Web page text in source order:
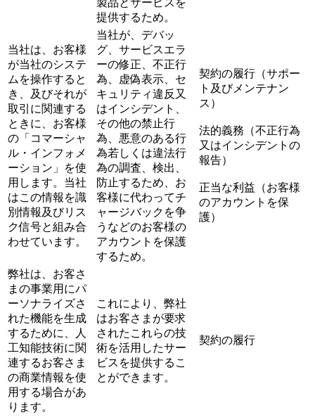
製品とサービスを
提供するため。
当社は、お客様
が当社のシステ
ムを操作すると
き、及びそれが
取引に関連する
ときに、お客様
の「コマーシャ
ル・インフォメ
ーション」を使
用します。当社
はこの情報を識
別情報及びリス
ク信号と組み合
わせています。
当社が、デバッ
グ、サービスエラ
ーの修正、不正行
為、虚偽表示、セ
キュリティ違反又
はインシデント、
その他の禁止行
為、悪意のある行
為若しくは違法行
為の調査、検出、
防止するため、お
客様に代わってチ
ャージバックを争
うなどのお客様の
アカウントを保護
するため。
契約の履行（サポー
ト及びメンテナン
ス）
法的義務（不正行為
又はインシデントの
報告）
正当な利益（お客様
のアカウントを保
護）
弊社は、お客さ
まの事業用にパ
ーソナライズさ
れた機能を生成
するために、人
工知能技術に関
連するお客さま
の商業情報を使
用する場合があ
ります。
これにより、弊社
はお客さまが要求
されたこれらの技
術を活用したサー
ビスを提供するこ
とができます。
契約の履行